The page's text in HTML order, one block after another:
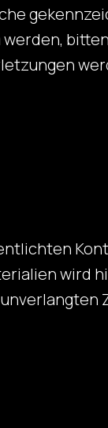
wird